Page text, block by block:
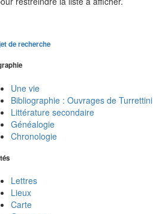
de recherche
Une vie
Bibliographie : Ouvrages de Turrettini
Littérature secondaire
Généalogie
Chronologie
Lettres
Lieux
Carte